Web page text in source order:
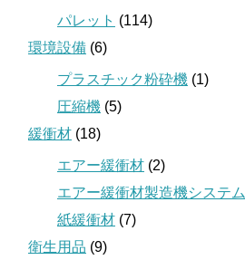
パレット (114)
環境設備 (6)
プラスチック粉砕機 (1)
圧縮機 (5)
緩衝材 (18)
エアー緩衝材 (2)
エアー緩衝材製造機システム
紙緩衝材 (7)
衛生用品 (9)